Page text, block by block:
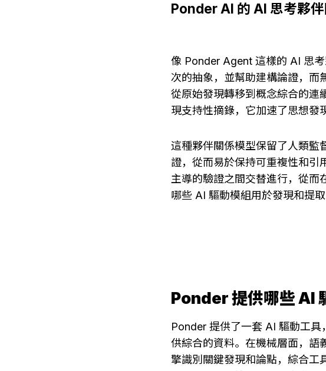
Ponder AI 的 AI 思考夥
像 Ponder Agent 這樣的 AI 思
次的抽象，並幫助建構論證，而
從原始發現轉移到概念綜合的連
現支持性摘錄，它加速了思想發
這種夥伴關係模型保留了人類監
證，從而易於保持可重複性和引
主導的驗證之間交替進行，從而
哪些 AI 驅動模組用於發現和提
Ponder 提供哪些 AI
Ponder 提供了一套 AI 驅動工
供綜合的資料。在機械層面，語
擎識別關鍵發現和論點，綜合工